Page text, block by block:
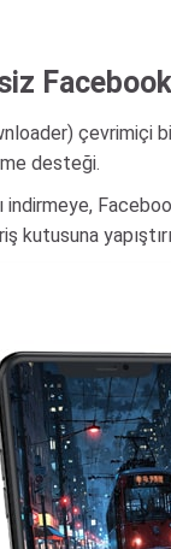
çevrimiçi
desteği.
indirmeye,
kutusuna